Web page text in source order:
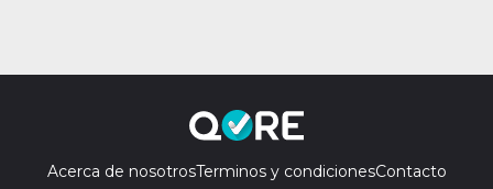
Acerca de nosotrosTerminos y condicionesContacto